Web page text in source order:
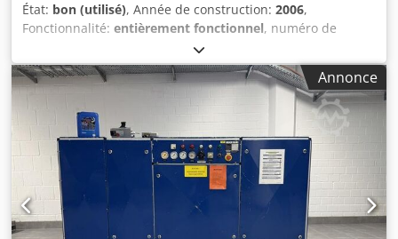
État: bon (utilisé), Année de construction: 2006,
Fonctionnalité: entièrement fonctionnel, numéro de
, puissance:
pression de service:10 barre, Le compresseur est remis à
neuf et révisé. Le bloc compresseur (airend) a 10 heures
de fonctionnement après révision complète. Crodoy R
Sywspfx Alyef
Annonce